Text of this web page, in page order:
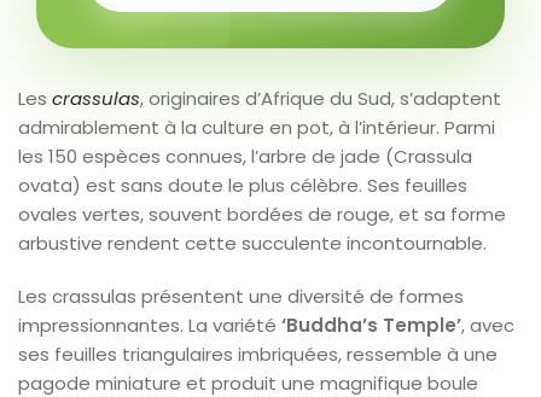
Les crassulas, originaires d’Afrique du Sud, s’adaptent
admirablement à la culture en pot, à l’intérieur. Parmi
les 150 espèces connues, l’arbre de jade (Crassula
ovata) est sans doute le plus célèbre. Ses feuilles
ovales vertes, souvent bordées de rouge, et sa forme
arbustive rendent cette succulente incontournable.
Les crassulas présentent une diversité de formes
impressionnantes. La variété ‘Buddha’s Temple’, avec
ses feuilles triangulaires imbriquées, ressemble à une
pagode miniature et produit une magnifique boule